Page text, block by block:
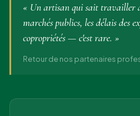
« Un artisan qui sait travailler
marchés publics, les délais des
copropriétés — c'est rare. »
Retour de nos partenaires